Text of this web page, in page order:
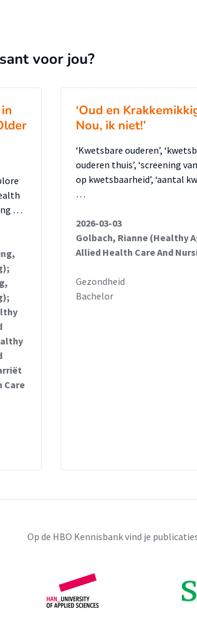
voor jou?
…
Care
‘Oud en
Nou, ik niet!’
‘Kwetsbare ouderen’,
ouderen thuis’, ‘screening
op kwetsbaarheid’, ‘aantal
…
2026-03-03
Golbach, Rianne (Healthy
Allied Health Care And
Gezondheid
Bachelor
Op de HBO Kennisbank vind je